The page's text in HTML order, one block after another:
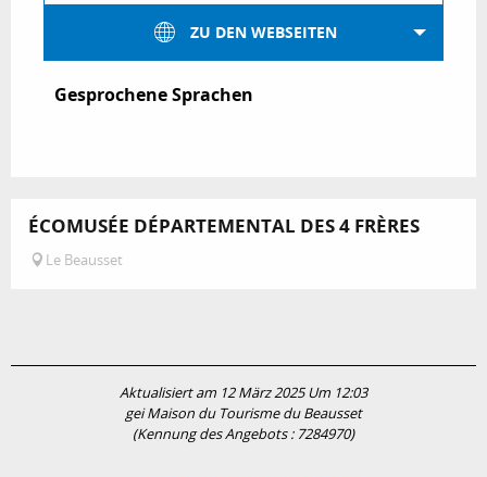
ZU DEN WEBSEITEN
Gesprochene Sprachen
Gesprochene Sprachen
ÉCOMUSÉE DÉPARTEMENTAL DES 4 FRÈRES
Le Beausset
Aktualisiert am 12 März 2025 Um 12:03
gei Maison du Tourisme du Beausset
(Kennung des Angebots : 7284970)